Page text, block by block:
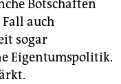
Botschaften
auch
sogar
Eigentumspolitik.